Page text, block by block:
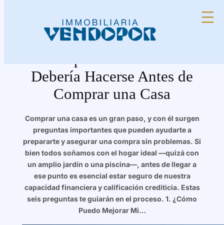
al
contenido
☰
6 Preguntas que Todo
Debería Hacerse Antes de
Comprar una Casa
Comprar una casa es un gran paso, y con él surgen
preguntas importantes que pueden ayudarte a
prepararte y asegurar una compra sin problemas. Si
bien todos soñamos con el hogar ideal —quizá con
un amplio jardín o una piscina—, antes de llegar a
ese punto es esencial estar seguro de nuestra
capacidad financiera y calificación crediticia. Estas
seis preguntas te guiarán en el proceso. 1. ¿Cómo
Puedo Mejorar Mi…